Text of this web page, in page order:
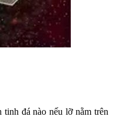
đá nào nếu lỡ nằm trên